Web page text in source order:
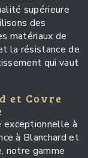
supérieure
des
matériaux de
la résistance de
qui vaut
et Covre
exceptionnelle à
à Blanchard et
notre gamme